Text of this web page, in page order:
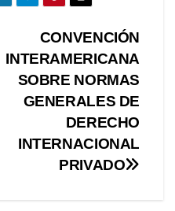
CONVENCIÓN
INTERAMERICANA
SOBRE NORMAS
GENERALES DE
DERECHO
INTERNACIONAL
PRIVADO